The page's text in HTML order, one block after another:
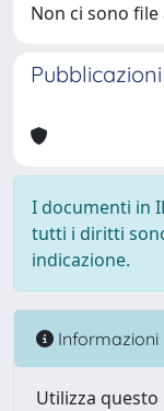
Non ci sono
I documenti in
tutti i diritti
indicazione.
Informazioni
Utilizza